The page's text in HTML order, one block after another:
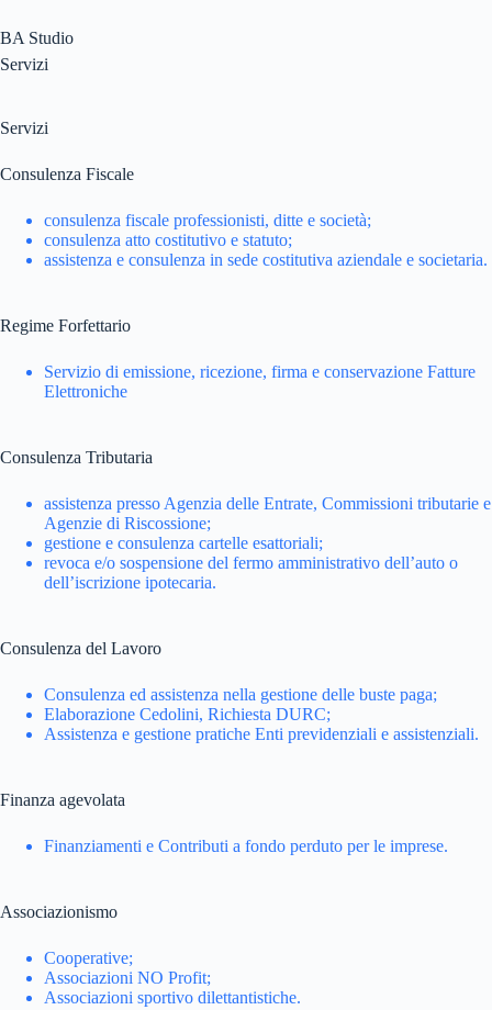
al
contenuto
BA Studio
Servizi
Servizi
Consulenza Fiscale
consulenza fiscale professionisti, ditte e società;
consulenza atto costitutivo e statuto;
assistenza e consulenza in sede costitutiva aziendale e societaria.
Regime Forfettario
Servizio di emissione, ricezione, firma e conservazione Fatture
Elettroniche
Consulenza Tributaria
assistenza presso Agenzia delle Entrate, Commissioni tributarie e
Agenzie di Riscossione;
gestione e consulenza cartelle esattoriali;
revoca e/o sospensione del fermo amministrativo dell’auto o
dell’iscrizione ipotecaria.
Consulenza del Lavoro
Consulenza ed assistenza nella gestione delle buste paga;
Elaborazione Cedolini, Richiesta DURC;
Assistenza e gestione pratiche Enti previdenziali e assistenziali.
Finanza agevolata
Finanziamenti e Contributi a fondo perduto per le imprese.
Associazionismo
Cooperative;
Associazioni NO Profit;
Associazioni sportivo dilettantistiche.